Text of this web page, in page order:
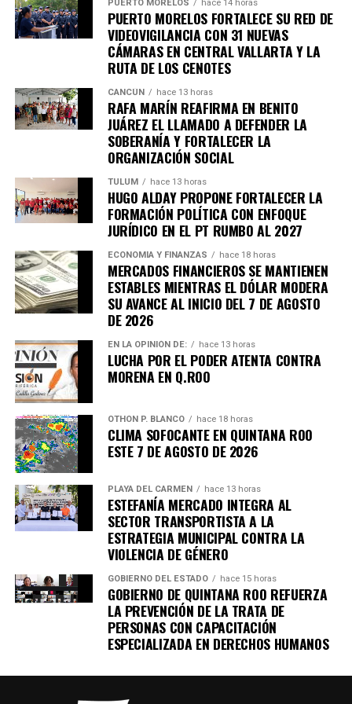
Recibe las noticias al instante
Quinto Poder y recibe las noticias más
importantes de Quintana Roo directamente
en tu teléfono.
PUERTO MORELOS hace 14 horas
PUERTO MORELOS FORTALECE SU RED DE
VIDEOVIGILANCIA CON 31 NUEVAS
CÁMARAS EN CENTRAL VALLARTA Y LA
RUTA DE LOS CENOTES
CANCÚN hace 13 horas
RAFA MARÍN REAFIRMA EN BENITO
JUÁREZ EL LLAMADO A DEFENDER LA
SOBERANÍA Y FORTALECER LA
ORGANIZACIÓN SOCIAL
TULUM hace 13 horas
HUGO ALDAY PROPONE FORTALECER LA
FORMACIÓN POLÍTICA CON ENFOQUE
JURÍDICO EN EL PT RUMBO AL 2027
ECONOMÍA Y FINANZAS hace 18 horas
MERCADOS FINANCIEROS SE MANTIENEN
ESTABLES MIENTRAS EL DÓLAR MODERA
SU AVANCE AL INICIO DEL 7 DE AGOSTO
DE 2026
EN LA OPINIÓN DE: hace 13 horas
LUCHA POR EL PODER ATENTA CONTRA
MORENA EN Q.ROO
OTHON P. BLANCO hace 18 horas
CLIMA SOFOCANTE EN QUINTANA ROO
ESTE 7 DE AGOSTO DE 2026
PLAYA DEL CARMEN hace 13 horas
ESTEFANÍA MERCADO INTEGRA AL
SECTOR TRANSPORTISTA A LA
ESTRATEGIA MUNICIPAL CONTRA LA
VIOLENCIA DE GÉNERO
GOBIERNO DEL ESTADO hace 15 horas
GOBIERNO DE QUINTANA ROO REFUERZA
LA PREVENCIÓN DE LA TRATA DE
PERSONAS CON CAPACITACIÓN
ESPECIALIZADA EN DERECHOS HUMANOS